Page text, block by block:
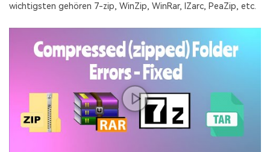
wichtigsten gehören 7-zip, WinZip, WinRar, IZarc, PeaZip, etc.